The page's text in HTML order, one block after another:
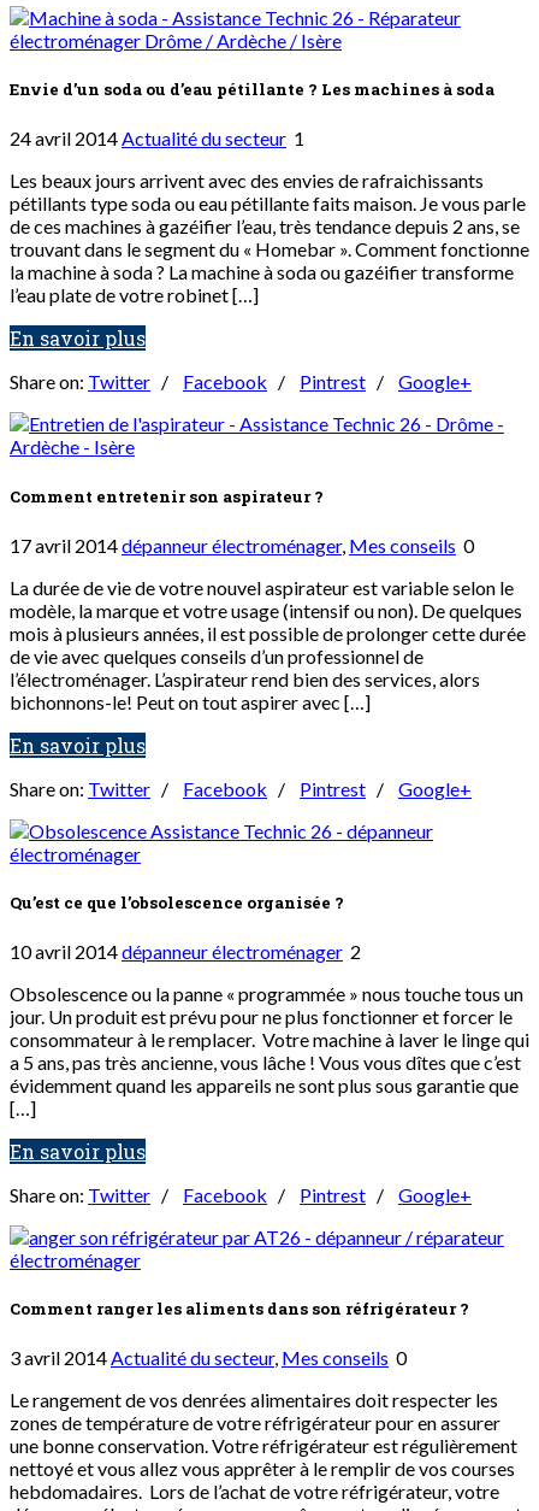
Envie d’un soda ou d’eau pétillante ? Les machines à soda
24 avril 2014Actualité du secteur 1
Les beaux jours arrivent avec des envies de rafraichissants
pétillants type soda ou eau pétillante faits maison. Je vous parle
de ces machines à gazéifier l’eau, très tendance depuis 2 ans, se
trouvant dans le segment du « Homebar ». Comment fonctionne
la machine à soda ? La machine à soda ou gazéifier transforme
l’eau plate de votre robinet […]
En savoir plus
Share on: Twitter / Facebook / Pintrest / Google+
Comment entretenir son aspirateur ?
17 avril 2014dépanneur électroménager, Mes conseils 0
La durée de vie de votre nouvel aspirateur est variable selon le
modèle, la marque et votre usage (intensif ou non). De quelques
mois à plusieurs années, il est possible de prolonger cette durée
de vie avec quelques conseils d’un professionnel de
l’électroménager. L’aspirateur rend bien des services, alors
bichonnons-le! Peut on tout aspirer avec […]
En savoir plus
Share on: Twitter / Facebook / Pintrest / Google+
Qu’est ce que l’obsolescence organisée ?
10 avril 2014dépanneur électroménager 2
Obsolescence ou la panne « programmée » nous touche tous un
jour. Un produit est prévu pour ne plus fonctionner et forcer le
consommateur à le remplacer. Votre machine à laver le linge qui
a 5 ans, pas très ancienne, vous lâche ! Vous vous dîtes que c’est
évidemment quand les appareils ne sont plus sous garantie que
[…]
En savoir plus
Share on: Twitter / Facebook / Pintrest / Google+
Comment ranger les aliments dans son réfrigérateur ?
3 avril 2014Actualité du secteur, Mes conseils 0
Le rangement de vos denrées alimentaires doit respecter les
zones de température de votre réfrigérateur pour en assurer
une bonne conservation. Votre réfrigérateur est régulièrement
nettoyé et vous allez vous apprêter à le remplir de vos courses
hebdomadaires. Lors de l’achat de votre réfrigérateur, votre